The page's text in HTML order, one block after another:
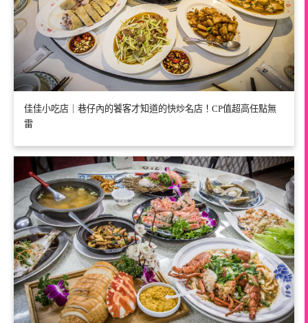
佳佳小吃店｜巷仔內的饕客才知道的快炒名店！CP值超高任點無
雷